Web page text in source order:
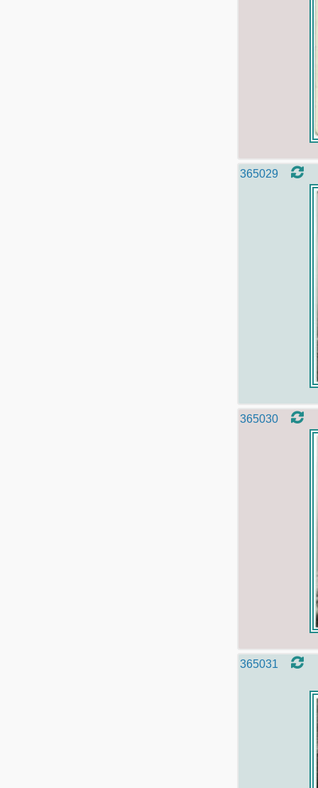
365029
365030
365031